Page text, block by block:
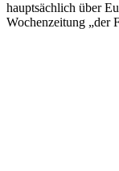
hauptsächlich über
Wochenzeitung „der